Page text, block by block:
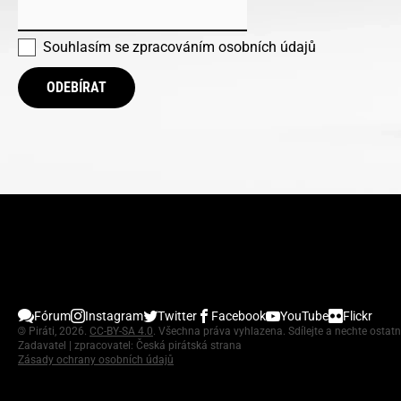
Souhlasím se zpracováním osobních údajů
ODEBÍRAT
Fórum Instagram Twitter Facebook YouTube Flickr
© Piráti, 2026. CC-BY-SA 4.0. Všechna práva vyhlazena. Sdílejte a nechte
Zadavatel | zpracovatel: Česká pirátská strana
Zásady ochrany osobních údajů